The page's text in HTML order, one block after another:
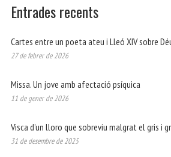
Entrades recents
Cartes entre un poeta ateu i Lleó XIV sobre
27 de febrer de 2026
Missa. Un jove amb afectació psíquica
11 de gener de 2026
Visca d’un lloro que sobreviu malgrat el gris i
31 de desembre de 2025